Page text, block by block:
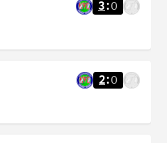
3:0
2:0